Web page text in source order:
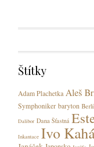
e
i
s
g
Štítky
Adam Plachetka Aleš
Symphoniker baryton
Dalibor Dana Šťastná
Inkantace Ivo